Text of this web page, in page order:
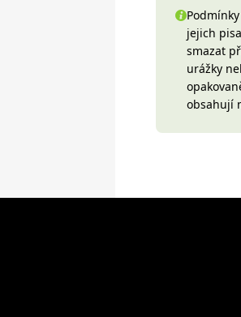
jejich
smazat
urážky
obsahují